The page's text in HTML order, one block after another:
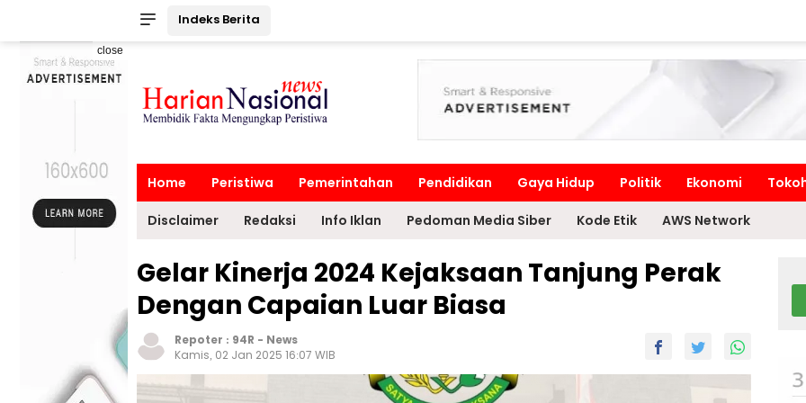
Indeks Berita
close
Home Peristiwa Pemerintahan Pendidikan Gaya Hidup Politik Ekonomi
Disclaimer Redaksi Info Iklan Pedoman Media Siber Kode Etik AWS Network
Gelar Kinerja 2024 Kejaksaan Tanjung Perak
Dengan Capaian Luar Biasa
Repoter : 94R - News
Kamis, 02 Jan 2025 16:07 WIB